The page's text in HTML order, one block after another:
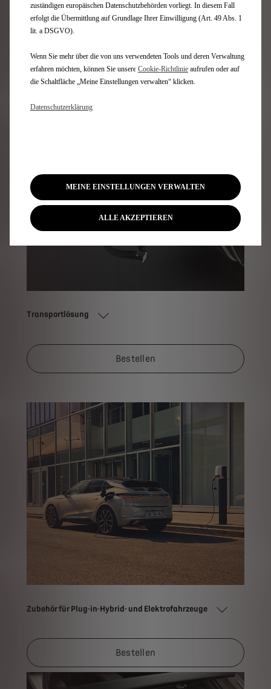
Bestellen
Transportlösung
Bestellen
Zubehör für Plug-in-Hybrid- und Elektrofahrzeuge
Bestellen
zuständigen europäischen Datenschutzbehörden vorliegt. In diesem Fall
erfolgt die Übermittlung auf Grundlage Ihrer Einwilligung (Art. 49 Abs. 1
lit. a DSGVO).
Wenn Sie mehr über die von uns verwendeten Tools und deren Verwaltung
erfahren möchten, können Sie unsere Cookie‑Richtlinie aufrufen oder auf
die Schaltfläche „Meine Einstellungen verwalten“ klicken.
Datenschutzerklärung
MEINE EINSTELLUNGEN VERWALTEN
ALLE AKZEPTIEREN